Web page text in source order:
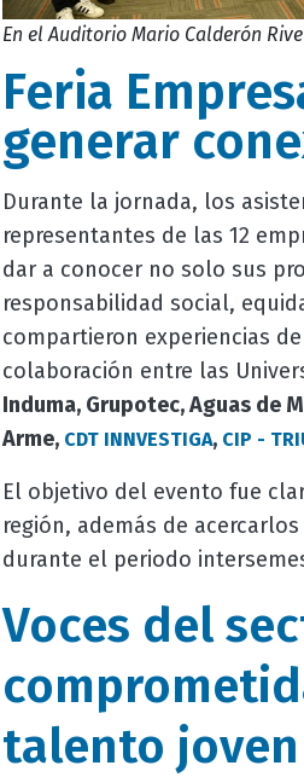
En el Auditorio Mario Calderón
Feria
generar
Durante la jornada, los
representantes de las 12
dar a conocer no solo sus
responsabilidad social,
compartieron experiencias
colaboración entre las
Induma, Grupotec, Aguas de
Arme, CDT INNVESTIGA, CIP -
El objetivo del evento fue
región, además de
durante el periodo
Voces del
talento joven